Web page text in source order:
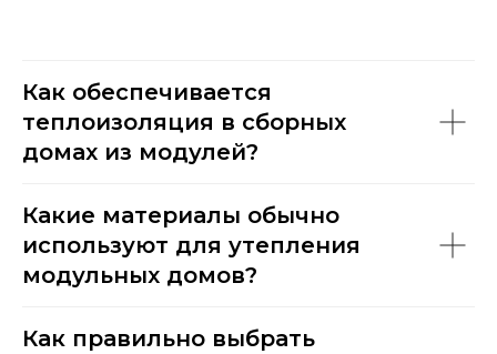
Как обеспечивается
теплоизоляция в сборных
домах из модулей?
Какие материалы обычно
используют для утепления
модульных домов?
Как правильно выбрать